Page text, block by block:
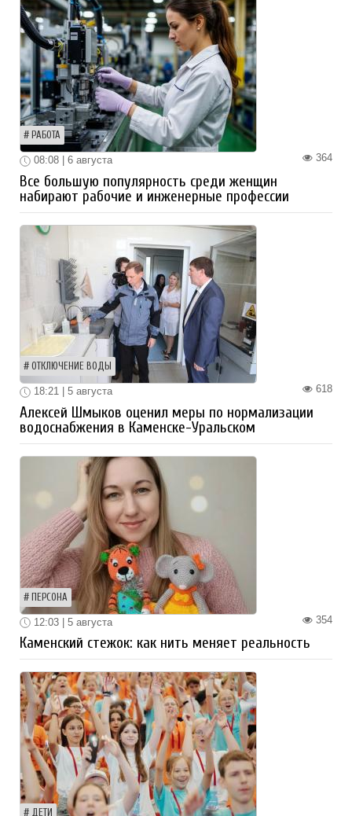
РАБОТА
364
08:08 | 6 августа
Все большую популярность среди женщин
набирают рабочие и инженерные профессии
ОТКЛЮЧЕНИЕ ВОДЫ
618
18:21 | 5 августа
Алексей Шмыков оценил меры по нормализации
водоснабжения в Каменске-Уральском
ПЕРСОНА
354
12:03 | 5 августа
Каменский стежок: как нить меняет реальность
ДЕТИ